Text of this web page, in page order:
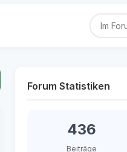
Forum Statistiken
436
Beiträge